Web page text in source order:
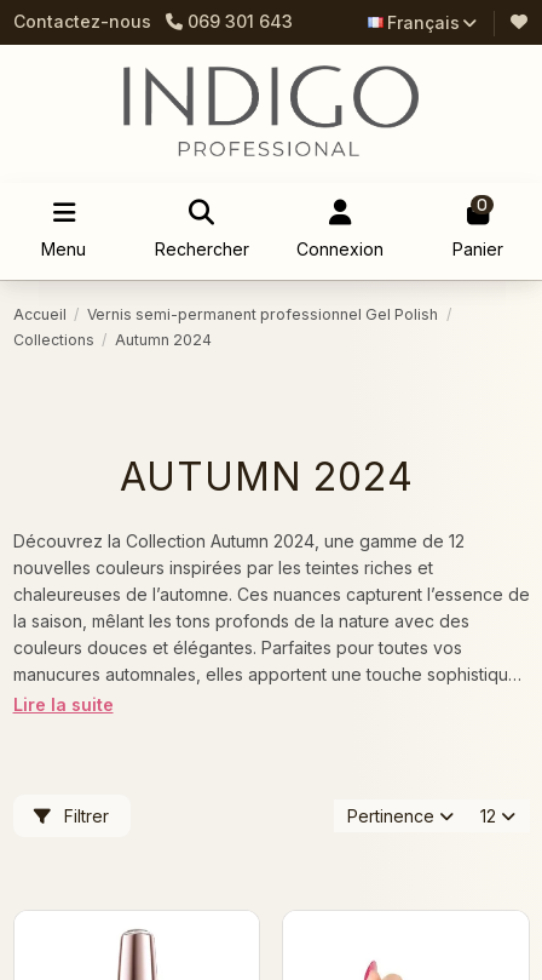
Contactez-nous 069 301 643 Français
Menu Rechercher Connexion
0
Panier
Accueil
Vernis semi-permanent professionnel Gel Polish
Collections
Autumn 2024
AUTUMN 2024
Découvrez la Collection Autumn 2024, une gamme de 12
nouvelles couleurs inspirées par les teintes riches et
chaleureuses de l’automne. Ces nuances capturent l’essence de
la saison, mêlant les tons profonds de la nature avec des
couleurs douces et élégantes. Parfaites pour toutes vos
manucures automnales, elles apportent une touche sophistiquée
et moderne à vos ongles.
Lire la suite
Filtrer Pertinence 12